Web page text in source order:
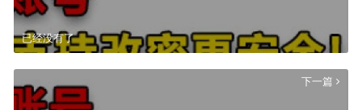
已经没有了
下一篇